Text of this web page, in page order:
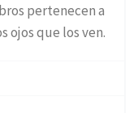
pertenecen a
ojos que los ven.